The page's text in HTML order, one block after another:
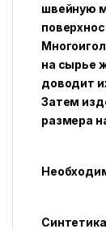
швейную
на сырье
доводит
Затем
размера